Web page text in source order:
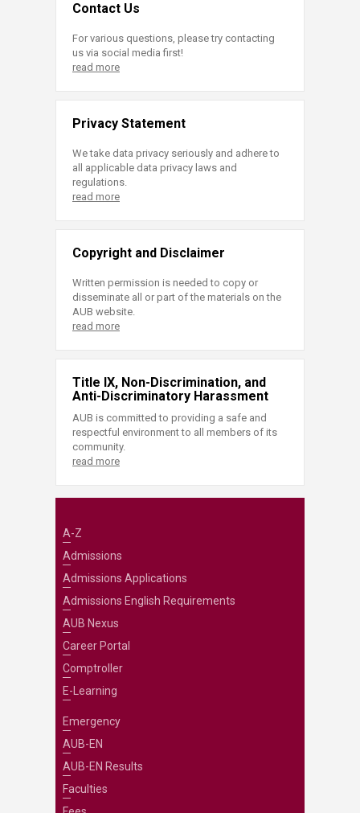
Contact Us
For various questions, please try contacting
us via social media first!
read more
Privacy Statement
We take data privacy seriously and adhere to
all applicable data privacy laws and
regulations.
read more
Copyright and Disclaimer
Written permission is needed to copy or
disseminate all or part of the materials on the
AUB website.
read more
Title IX, Non-Discrimination, and
Anti-Discriminatory Harassment
AUB is committed to providing a safe and
respectful environment to all members of its
community.
read more
A-Z
Admissions
Admissions Applications
Admissions English Requirements
AUB Nexus
Career Portal
Comptroller
E-Learning
Emergency
AUB-EN
AUB-EN Results
Faculties